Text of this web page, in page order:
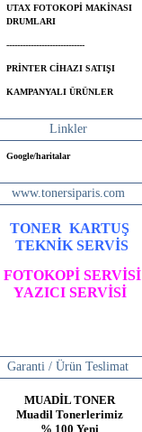
UTAX FOTOKOPİ MAKİNASI
DRUMLARI
-----------------------------
PRİNTER CİHAZI SATIŞI
KAMPANYALI ÜRÜNLER
Linkler
Google/haritalar
www.tonersiparis.com
TONER KARTUŞ
TEKNİK SERVİS
FOTOKOPİ SERVİSİ
YAZICI SERVİSİ
Garanti / Ürün Teslimat
MUADİL TONER
Muadil Tonerlerimiz
% 100 Yeni